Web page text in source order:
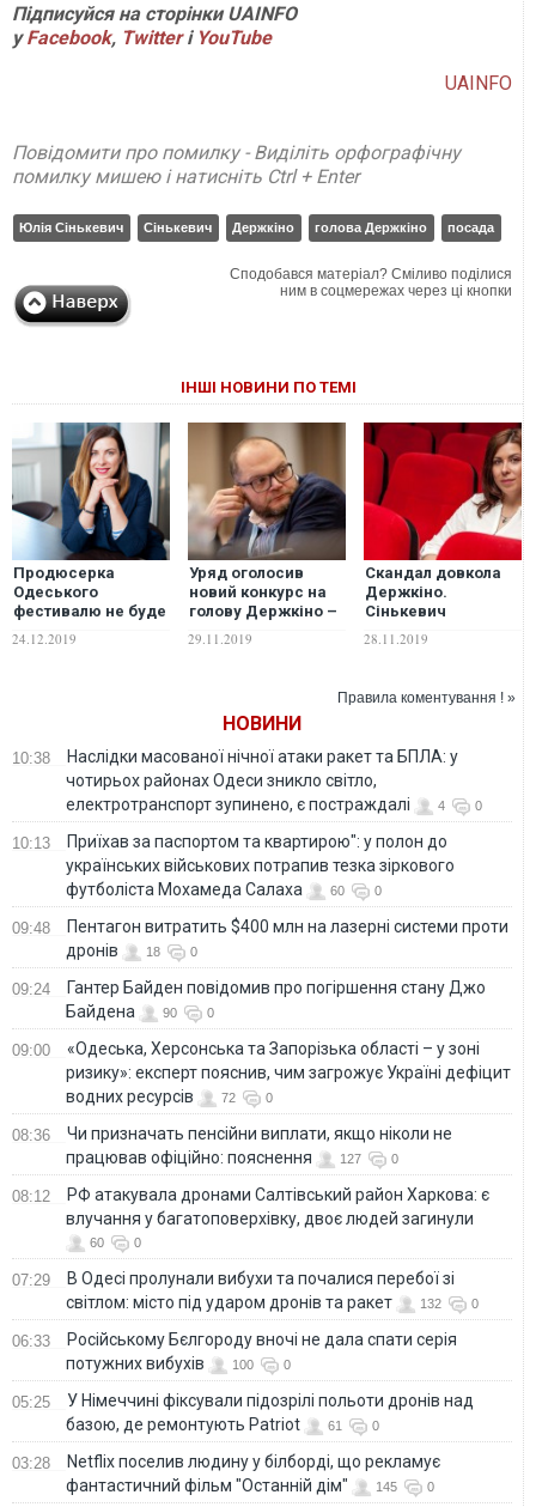
Підписуйся на сторінки UAINFO
уFacebook, Twitter і YouTube
UAINFO
Повідомити про помилку - Виділіть орфографічну
помилку мишею і натисніть Ctrl + Enter
Юлія Сінькевич Сінькевич Держкіно голова Держкіно посада
Сподобався матеріал? Сміливо поділися
ним в соцмережах через ці кнопки
ІНШІ НОВИНИ ПО ТЕМІ
Продюсерка
Одеського
фестивалю не буде
посаду голови
24.12.2019
Уряд оголосив
новий конкурс на
голову Держкіно –
29.11.2019
Скандал довкола
Держкіно.
Сінькевич
компетенцію члени
низький бал
28.11.2019
Правила коментування ! »
НОВИНИ
10:38
Наслідки масованої нічної атаки ракет та БПЛА: у
чотирьох районах Одеси зникло світло,
електротранспорт зупинено, є постраждалі
4 0
10:13
Приїхав за паспортом та квартирою": у полон до
українських військових потрапив тезка зіркового
футболіста Мохамеда Салаха
60 0
09:48
Пентагон витратить $400 млн на лазерні системи проти
дронів
18 0
09:24
Гантер Байден повідомив про погіршення стану Джо
Байдена
90 0
09:00
«Одеська, Херсонська та Запорізька області – у зоні
ризику»: експерт пояснив, чим загрожує Україні дефіцит
водних ресурсів
72 0
08:36
Чи призначать пенсійни виплати, якщо ніколи не
працював офіційно: пояснення
127 0
08:12
РФ атакувала дронами Салтівський район Харкова: є
влучання у багатоповерхівку, двоє людей загинули
60 0
07:29
В Одесі пролунали вибухи та почалися перебої зі
світлом: місто під ударом дронів та ракет
132 0
06:33
Російському Бєлгороду вночі не дала спати серія
потужних вибухів
100 0
05:25
У Німеччині фіксували підозрілі польоти дронів над
базою, де ремонтують Patriot
61 0
03:28
Netflix поселив людину у білборді, що рекламує
фантастичний фільм "Останній дім"
145 0